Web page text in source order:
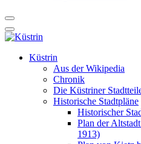
Küstrin
Aus der Wikipedia
Chronik
Die Küstriner
Historische Stadtpläne
Historischer
Plan der
1913)